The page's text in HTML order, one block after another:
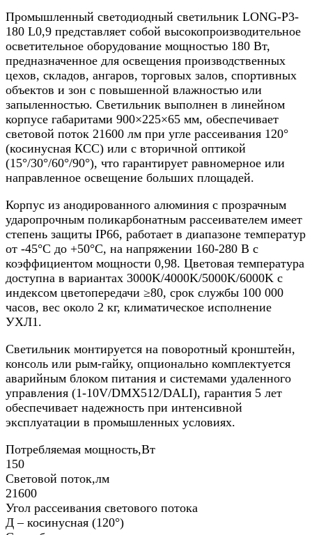
Промышленный светодиодный светильник LONG-P3-
180 L0,9 представляет собой высокопроизводительное
осветительное оборудование мощностью 180 Вт,
предназначенное для освещения производственных
цехов, складов, ангаров, торговых залов, спортивных
объектов и зон с повышенной влажностью или
запыленностью. Светильник выполнен в линейном
корпусе габаритами 900×225×65 мм, обеспечивает
световой поток 21600 лм при угле рассеивания 120°
(косинусная КСС) или с вторичной оптикой
(15°/30°/60°/90°), что гарантирует равномерное или
направленное освещение больших площадей.​
Корпус из анодированного алюминия с прозрачным
ударопрочным поликарбонатным рассеивателем имеет
степень защиты IP66, работает в диапазоне температур
от -45°C до +50°C, на напряжении 160-280 В с
коэффициентом мощности 0,98. Цветовая температура
доступна в вариантах 3000K/4000K/5000K/6000K с
индексом цветопередачи ≥80, срок службы 100 000
часов, вес около 2 кг, климатическое исполнение
УХЛ1.​
Светильник монтируется на поворотный кронштейн,
консоль или рым-гайку, опционально комплектуется
аварийным блоком питания и системами удаленного
управления (1-10V/DMX512/DALI), гарантия 5 лет
обеспечивает надежность при интенсивной
эксплуатации в промышленных условиях.
Потребляемая мощность,Вт
150
Световой поток,лм
21600
Угол рассеивания светового потока
Д – косинусная (120°)